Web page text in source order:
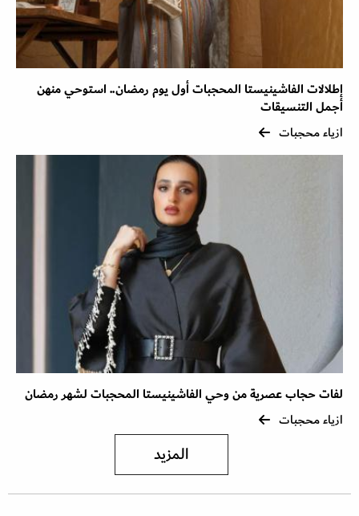
إطلالات الفاشينيستا المحجبات أول يوم رمضان.. استوحي منهن
أجمل التنسيقات
ازياء محجبات
لفات حجاب عصرية من وحي الفاشينيستا المحجبات لشهر رمضان
ازياء محجبات
المزيد